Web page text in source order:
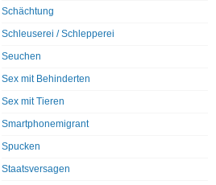
Schächtung
Schleuserei / Schlepperei
Seuchen
Sex mit Behinderten
Sex mit Tieren
Smartphonemigrant
Spucken
Staatsversagen